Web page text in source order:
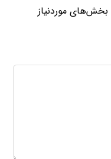
بخش‌های موردنیاز